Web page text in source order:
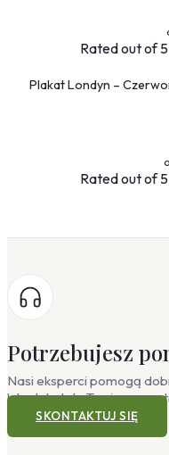
Ratedout of
Plakat Londyn –
Ratedout of
Potrzebujesz
Nasi eksperci pomogą
lub plakat do Twojego
SKONTAKTUJ SIĘ